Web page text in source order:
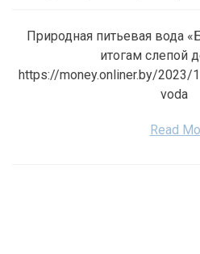
Природная питьевая
итогам слепой
https://money.onliner.by/2023/
voda
Read